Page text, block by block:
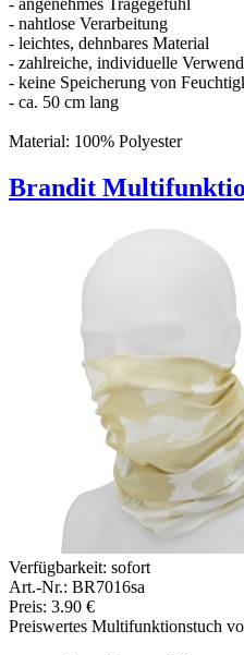
- angenehmes Tragegefühl
- nahtlose Verarbeitung
- leichtes, dehnbares Material
- zahlreiche, individuelle
- keine Speicherung von
- ca. 50 cm lang
Material: 100% Polyester
Brandit
Verfügbarkeit: sofort
Art.-Nr.: BR7016sa
Preis: 3.90 €
Preiswertes Multifunktionstuch